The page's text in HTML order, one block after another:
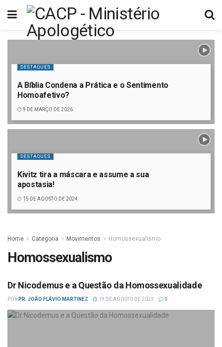
DESTAQUES
A Bíblia Condena a Prática e o Sentimento
Homoafetivo?
9 DE MARÇO DE 2026
DESTAQUES
Kivitz tira a máscara e assume a sua
apostasia!
15 DE AGOSTO DE 2024
Home Categoria Movimentos Homossexualismo
Homossexualismo
Dr Nicodemus e a Questão da Homossexualidade
POR PR. JOÃO FLÁVIO MARTINEZ 19 DE AGOSTO DE 2023 0